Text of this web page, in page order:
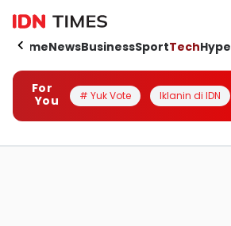
HomeNewsBusinessSportTechHype
For
You
# Yuk Vote Iklanin di IDN